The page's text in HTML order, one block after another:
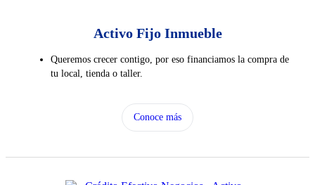
Activo Fijo Inmueble
Queremos crecer contigo, por eso financiamos la compra de
tu local, tienda o taller.
Conoce más